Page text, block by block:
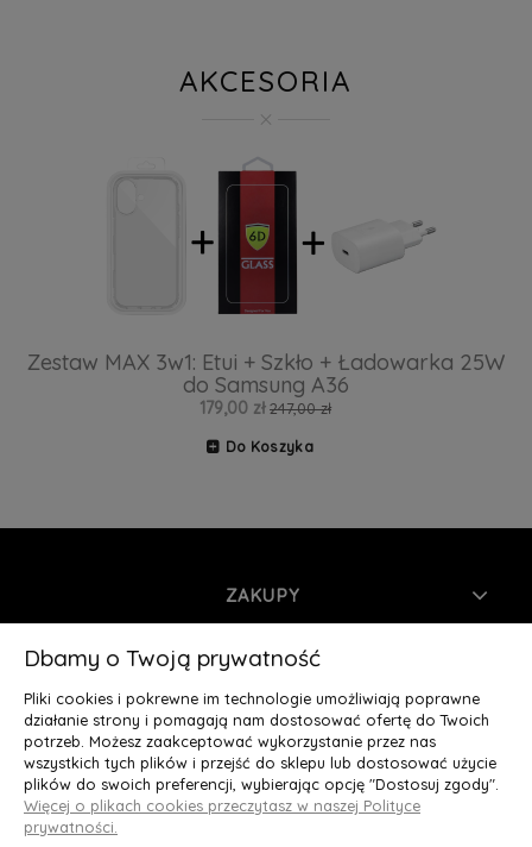
AKCESORIA
Zestaw MAX 3w1: Etui + Szkło + Ładowarka 25W
do Samsung A36
179,00 zł 247,00 zł
Do Koszyka
ZAKUPY
INFORMACJE
MOJE KONTO
O NAS
Deluxury.pl
Dbamy o Twoją prywatność
Pliki cookies i pokrewne im technologie umożliwiają poprawne
działanie strony i pomagają nam dostosować ofertę do Twoich
potrzeb. Możesz zaakceptować wykorzystanie przez nas
wszystkich tych plików i przejść do sklepu lub dostosować użycie
plików do swoich preferencji, wybierając opcję "Dostosuj zgody".
Więcej o plikach cookies przeczytasz w naszej Polityce
prywatności.